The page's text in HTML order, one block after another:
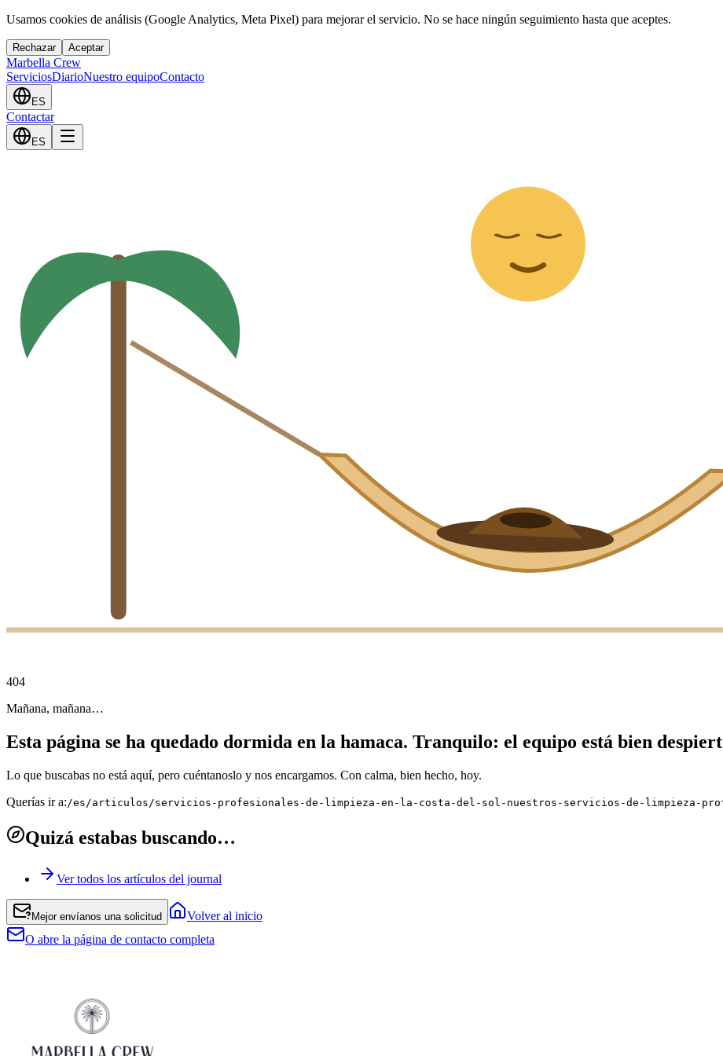
Usamos cookies de análisis (Google Analytics, Meta Pixel) para mejorar el servicio. No se hace ningún seguimiento hasta que aceptes.
Rechazar Aceptar
Marbella Crew
ServiciosDiarioNuestro equipoContacto
ES
Contactar
ES
404
Mañana, mañana…
Esta página se ha quedado dormida en la hamaca. Tranquilo: el equipo está bien
Lo que buscabas no está aquí, pero cuéntanoslo y nos encargamos. Con calma, bien hecho, hoy.
Querías ir a: /es/articulos/servicios-profesionales-de-limpieza-en-la-costa-del-sol-nuestros-servicios-de-limpieza-
Quizá estabas buscando…
Ver todos los artículos del journal
Mejor envíanos una solicitud
Volver al inicio
O abre la página de contacto completa